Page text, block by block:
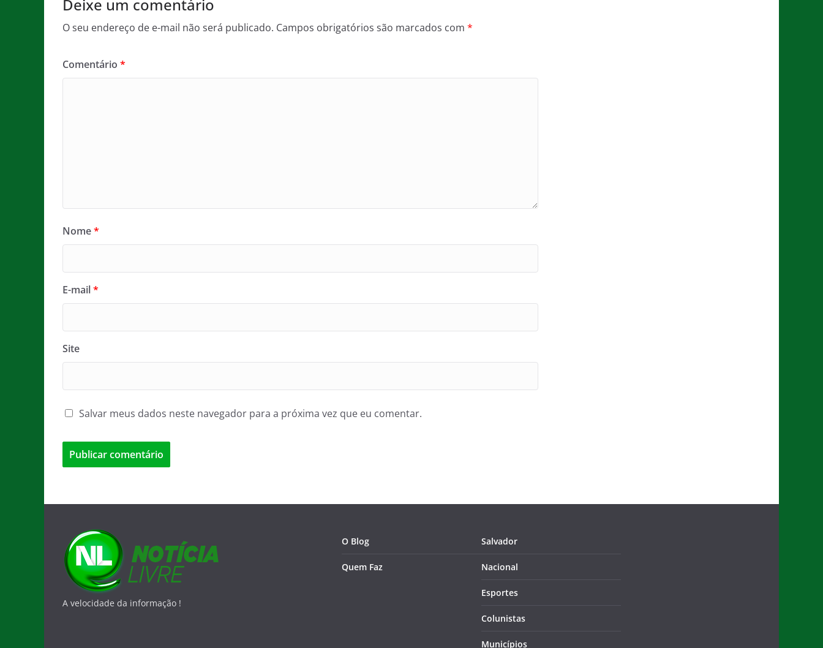
k
Deixe um comentário
O seu endereço de e-mail não será publicado. Campos obrigatórios são marcados com *
Comentário *
Nome*
E-mail*
Site
Salvar meus dados neste navegador para a próxima vez que eu comentar.
A velocidade da informação !
O Blog
Quem Faz
Salvador
Nacional
Esportes
Colunistas
Municípios